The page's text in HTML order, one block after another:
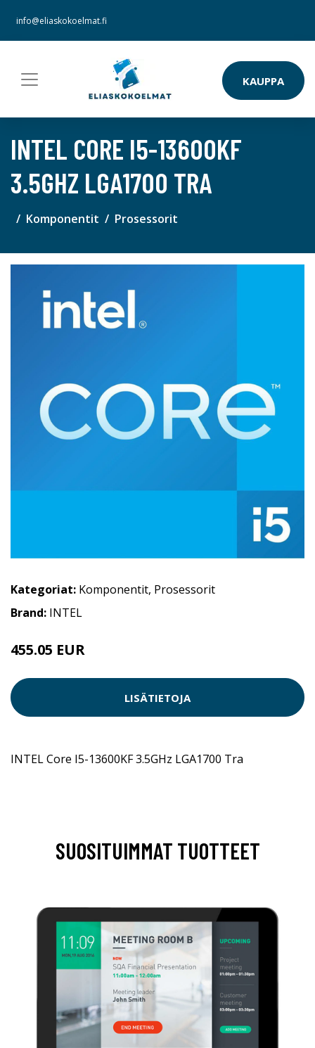
info@eliaskokoelmat.fi
KAUPPA
INTEL CORE I5-13600KF
3.5GHZ LGA1700 TRA
Komponentit Prosessorit
Kategoriat: Komponentit, Prosessorit
Brand: INTEL
455.05 EUR
LISÄTIETOJA
INTEL Core I5-13600KF 3.5GHz LGA1700 Tra
SUOSITUIMMAT TUOTTEET